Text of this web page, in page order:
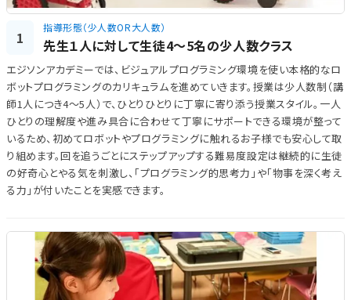
1
指導形態（少人数OR大人数）
先生１人に対して生徒4～5名の少人数クラス
エジソンアカデミーでは、ビジュアルプログラミング環境を使い本格的なロ
ボットプログラミングのカリキュラムを進めていきます。授業は少人数制（講
師1人につき4～5人）で、ひとりひとりに丁寧に寄り添う授業スタイル。一人
ひとりの理解度や進み具合に合わせて丁寧にサポートできる環境が整って
いるため、初めてロボットやプログラミングに触れるお子様でも安心して取
り組めます。回を追うごとにステップアップする難易度設定は継続的に生徒
の好奇心とやる気を刺激し、「プログラミング的思考力」や「物事を深く考え
る力」が付いたことを実感できます。